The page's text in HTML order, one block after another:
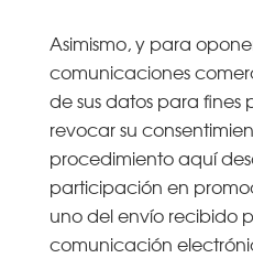
Asimismo, y para
comunicaciones
de sus datos para
revocar su
procedimiento aquí
participación en
uno del envío recibido
comunicación